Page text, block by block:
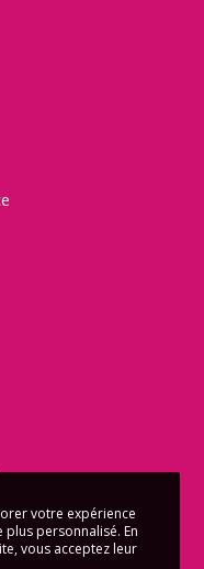
votre expérience
personnalisé. En
vous acceptez leur